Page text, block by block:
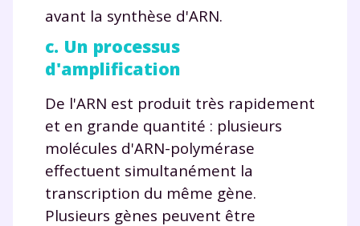
avant la synthèse d'ARN.
c. Un processus
d'amplification
De l'ARN est produit très rapidement
et en grande quantité : plusieurs
molécules d'ARN-polymérase
effectuent simultanément la
transcription du même gène.
Plusieurs gènes peuvent être